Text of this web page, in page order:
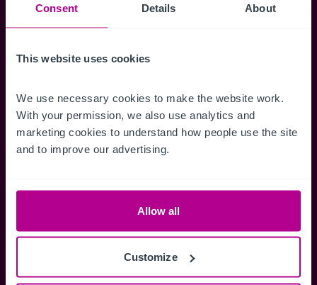
Consent Details About
This website uses cookies
We use necessary cookies to make the website work.
With your permission, we also use analytics and
marketing cookies to understand how people use the site
and to improve our advertising.
Allow all
Customize
Benachrichtigungen für neuen Objekten zu
Zugriff auf alle
Informationen
Verkaufsmandate - exklusiv für
Speichern
Suchkriterien